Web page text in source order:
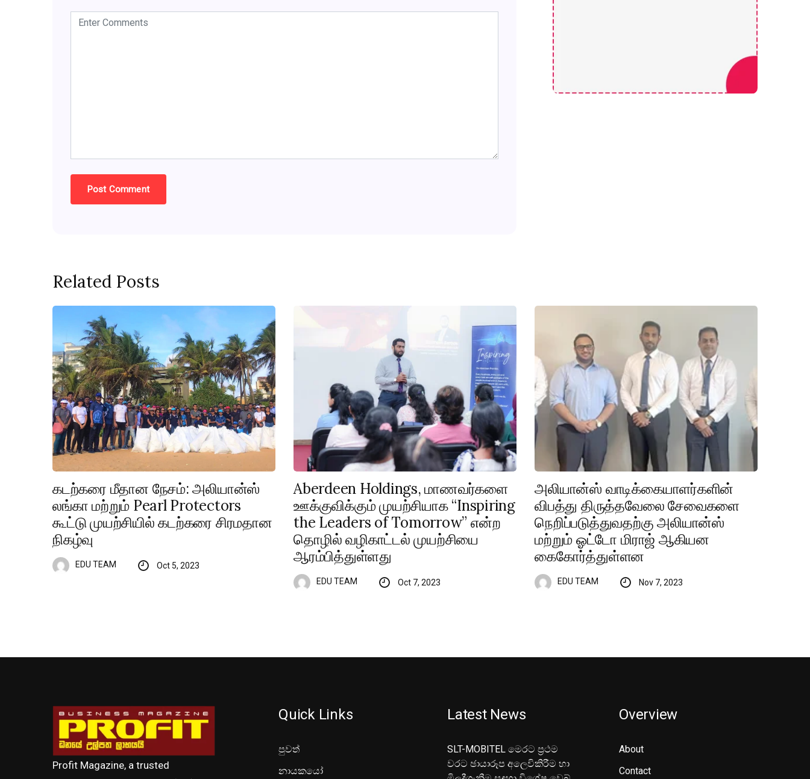
Related Posts
கடற்கரை மீதான நேசம்: அலியான்ஸ்
லங்கா மற்றும் Pearl Protectors
கூட்டு முயற்சியில் கடற்கரை சிரமதான
நிகழ்வு
EDU TEAM Oct 5, 2023
Aberdeen Holdings, மாணவர்களை
ஊக்குவிக்கும் முயற்சியாக “Inspiring
the Leaders of Tomorrow” என்ற
தொழில் வழிகாட்டல் முயற்சியை
ஆரம்பித்துள்ளது
EDU TEAM Oct 7, 2023
அலியான்ஸ் வாடிக்கையாளர்களின்
விபத்து திருத்தவேலை சேவைகளை
நெறிப்படுத்துவதற்கு அலியான்ஸ்
மற்றும் ஓட்டோ மிராஜ் ஆகியன
கைகோர்த்துள்ளன
EDU TEAM Nov 7, 2023
Profit Magazine, a trusted
Quick Links
පුවත්
නායකයෝ
Latest News
SLT-MOBITEL මෙරට ප්‍රථම
වරට ඡායාරූප අලෙවිකිරීම හා
Overview
About
Contact